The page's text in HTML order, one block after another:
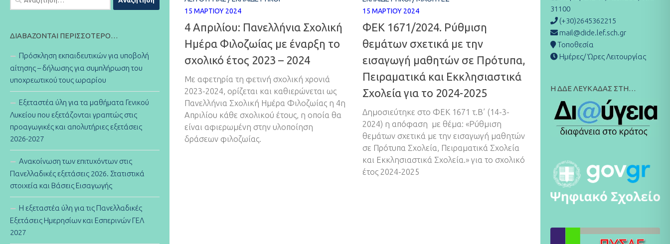
15 ΜΑΡΤΊΟΥ 2024
4 Απριλίου: Πανελλήνια Σχολική
Ημέρα Φιλοζωίας με έναρξη το
σχολικό έτος 2023 – 2024
Με αφετηρία τη φετινή σχολική χρονιά
2023-2024, ορίζεται και καθιερώνεται ως
Πανελλήνια Σχολική Ημέρα Φιλοζωίας η 4η
Απριλίου κάθε σχολικού έτους, η οποία θα
είναι αφιερωμένη στην υλοποίηση
δράσεων φιλοζωίας.
15 ΜΑΡΤΊΟΥ 2024
ΦΕΚ 1671/2024. Ρύθμιση
θεμάτων σχετικά με την
εισαγωγή μαθητών σε Πρότυπα,
Πειραματικά και Εκκλησιαστικά
Σχολεία για το 2024-2025
Δημοσιεύτηκε στο ΦΕΚ 1671 τ.Β’ (14-3-
2024) η απόφαση με θέμα: «Ρύθμιση
θεμάτων σχετικά με την εισαγωγή μαθητών
σε Πρότυπα Σχολεία, Πειραματικά Σχολεία
και Εκκλησιαστικά Σχολεία.» για το σχολικό
έτος 2024-2025
για:
ΔΙΑΒΆΖΟΝΤΑΙ ΠΕΡΙΣΣΌΤΕΡΟ…
Πρόσκληση εκπαιδευτικών για υποβολή
αίτησης – δήλωσης για συμπλήρωση του
υποχρεωτικού τους ωραρίου
Εξεταστέα ύλη για τα μαθήματα Γενικού
Λυκείου που εξετάζονται γραπτώς στις
προαγωγικές και απολυτήριες εξετάσεις
2026-2027
Ανακοίνωση των επιτυχόντων στις
Πανελλαδικές εξετάσεις 2026. Στατιστικά
στοιχεία και Βάσεις Εισαγωγής
Η εξεταστέα ύλη για τις Πανελλαδικές
Εξετάσεις Ημερησίων και Εσπερινών ΓΕΛ
2027
31100
(+30)2645362215
mail@dide.lef.sch.gr
Τοποθεσία
Ημέρες/ Ώρες Λειτουργίας
Η ΔΔΕ ΛΕΥΚΑΔΑΣ ΣΤΗ…